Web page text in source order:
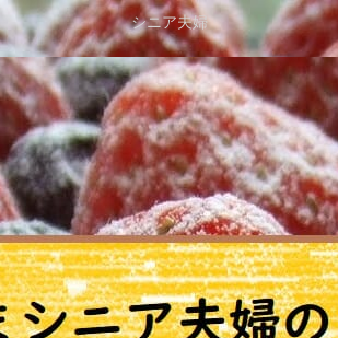
シニア夫婦